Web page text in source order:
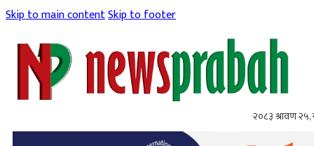
Skip to main contentSkip to footer
२०८३ श्रावण २५,